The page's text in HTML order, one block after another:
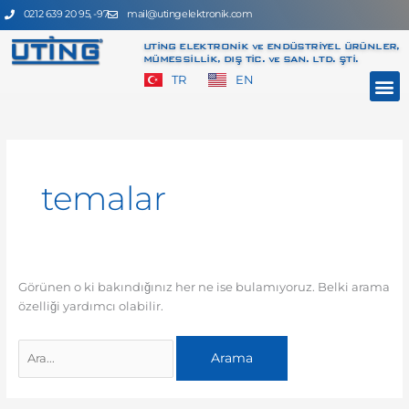
İçeriğe
atla
0212 639 20 95, -97 mail@utingelektronik.com
UTİNG ELEKTRONİK ve ENDÜSTRİYEL ÜRÜNLER,
MÜMESSİLLİK, DIŞ TİC. ve SAN. LTD. ŞTİ.
TR EN
temalar
Görünen o ki bakındığınız her ne ise bulamıyoruz. Belki arama
özelliği yardımcı olabilir.